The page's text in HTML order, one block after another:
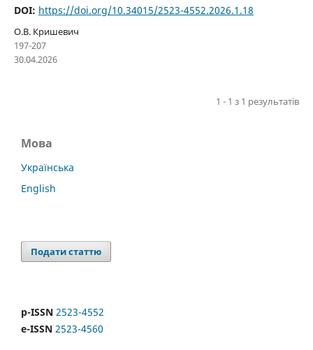
DOI: https://doi.org/10.34015/2523-4552.2026.1.18
О.В. Кришевич
197-207
30.04.2026
1 - 1 з 1 результатів
Мова
Українська
English
Подати статтю
p-ISSN 2523-4552
e-ISSN 2523-4560